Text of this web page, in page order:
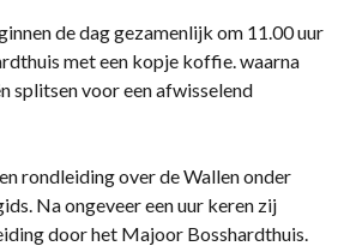
de dag gezamenlijk om 11.00 uur
met een kopje koffie. waarna
splitsen voor een afwisselend
rondleiding over de Wallen onder
Na ongeveer een uur keren zij
door het Majoor Bosshardthuis.